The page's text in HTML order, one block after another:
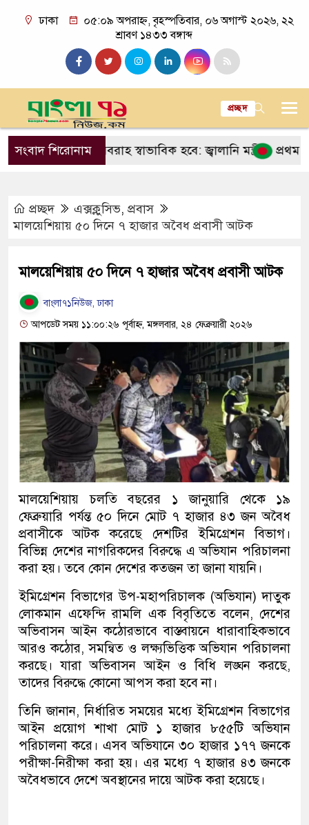
ঢাকা
০৫:০৯ অপরাহ্ন, বৃহস্পতিবার, ০৬ অগাস্ট ২০২৬, ২২
শ্রাবণ ১৪৩৩ বঙ্গাব্দ
প্রচ্ছদ
সংবাদ শিরোনাম
গ্যাস সরবরাহ স্বাভাবিক হবে: জ্বালানি মন্ত্রী প্রথম মুসলিম
প্রচ্ছদ এক্সক্লুসিভ, প্রবাস
মালয়েশিয়ায় ৫০ দিনে ৭ হাজার অবৈধ প্রবাসী আটক
মালয়েশিয়ায় ৫০ দিনে ৭ হাজার অবৈধ প্রবাসী আটক
বাংলা৭১নিউজ, ঢাকা
আপডেট সময় ১১:০০:২৬ পূর্বাহ্ন, মঙ্গলবার, ২৪ ফেব্রুয়ারী ২০২৬
মালয়েশিয়ায় চলতি বছরের ১ জানুয়ারি থেকে ১৯
ফেব্রুয়ারি পর্যন্ত ৫০ দিনে মোট ৭ হাজার ৪৩ জন অবৈধ
প্রবাসীকে আটক করেছে দেশটির ইমিগ্রেশন বিভাগ।
বিভিন্ন দেশের নাগরিকদের বিরুদ্ধে এ অভিযান পরিচালনা
করা হয়। তবে কোন দেশের কতজন তা জানা যায়নি।
ইমিগ্রেশন বিভাগের উপ-মহাপরিচালক (অভিযান) দাতুক
লোকমান এফেন্দি রামলি এক বিবৃতিতে বলেন, দেশের
অভিবাসন আইন কঠোরভাবে বাস্তবায়নে ধারাবাহিকভাবে
আরও কঠোর, সমন্বিত ও লক্ষ্যভিত্তিক অভিযান পরিচালনা
করছে। যারা অভিবাসন আইন ও বিধি লঙ্ঘন করছে,
তাদের বিরুদ্ধে কোনো আপস করা হবে না।
তিনি জানান, নির্ধারিত সময়ের মধ্যে ইমিগ্রেশন বিভাগের
আইন প্রয়োগ শাখা মোট ১ হাজার ৮৫৫টি অভিযান
পরিচালনা করে। এসব অভিযানে ৩০ হাজার ১৭৭ জনকে
পরীক্ষা-নিরীক্ষা করা হয়। এর মধ্যে ৭ হাজার ৪৩ জনকে
অবৈধভাবে দেশে অবস্থানের দায়ে আটক করা হয়েছে।